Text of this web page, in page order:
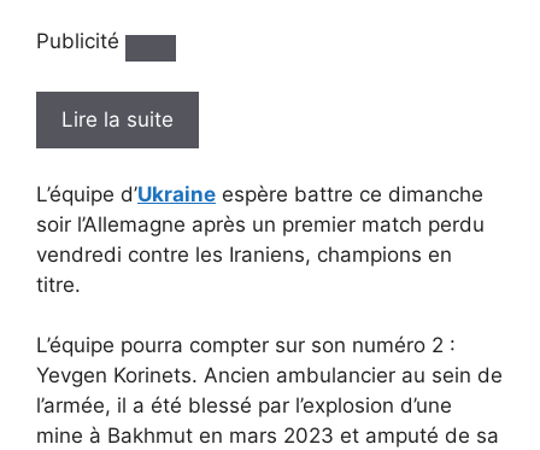
Publicité
Lire la suite
L’équipe d’Ukraine espère battre ce dimanche
soir l’Allemagne après un premier match perdu
vendredi contre les Iraniens, champions en
titre.
L’équipe pourra compter sur son numéro 2 :
Yevgen Korinets. Ancien ambulancier au sein de
l’armée, il a été blessé par l’explosion d’une
mine à Bakhmut en mars 2023 et amputé de sa